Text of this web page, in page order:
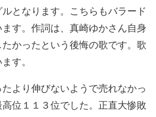
となります。こちらもバラード
す。作詞は、真崎ゆかさん自身
かったという後悔の歌です。歌
す。
より伸びないようで売れなかっ
位１１３位でした。正直大惨敗